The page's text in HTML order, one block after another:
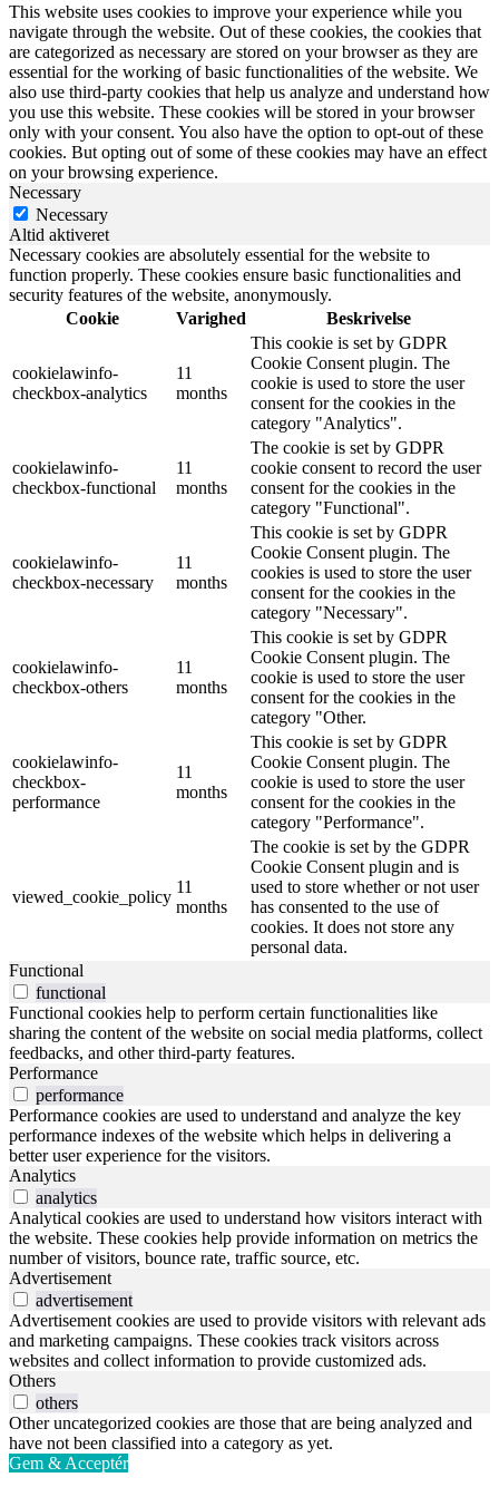
This website uses cookies to improve your experience while you
navigate through the website. Out of these cookies, the cookies that
are categorized as necessary are stored on your browser as they are
essential for the working of basic functionalities of the website. We
also use third-party cookies that help us analyze and understand how
you use this website. These cookies will be stored in your browser
only with your consent. You also have the option to opt-out of these
cookies. But opting out of some of these cookies may have an effect
on your browsing experience.
Necessary
Necessary
Altid aktiveret
Necessary cookies are absolutely essential for the website to
function properly. These cookies ensure basic functionalities and
security features of the website, anonymously.
Cookie
Varighed Beskrivelse
cookielawinfo-
checkbox-analytics
11
months
This cookie is set by GDPR
Cookie Consent plugin. The
cookie is used to store the user
consent for the cookies in the
category "Analytics".
cookielawinfo-
checkbox-functional
11
months
The cookie is set by GDPR
cookie consent to record the user
consent for the cookies in the
category "Functional".
cookielawinfo-
checkbox-necessary
11
months
This cookie is set by GDPR
Cookie Consent plugin. The
cookies is used to store the user
consent for the cookies in the
category "Necessary".
cookielawinfo-
checkbox-others
11
months
This cookie is set by GDPR
Cookie Consent plugin. The
cookie is used to store the user
consent for the cookies in the
category "Other.
cookielawinfo-
checkbox-
performance
11
months
This cookie is set by GDPR
Cookie Consent plugin. The
cookie is used to store the user
consent for the cookies in the
category "Performance".
viewed_cookie_policy
11
months
The cookie is set by the GDPR
Cookie Consent plugin and is
used to store whether or not user
has consented to the use of
cookies. It does not store any
personal data.
Functional
functional
Functional cookies help to perform certain functionalities like
sharing the content of the website on social media platforms, collect
feedbacks, and other third-party features.
Performance
performance
Performance cookies are used to understand and analyze the key
performance indexes of the website which helps in delivering a
better user experience for the visitors.
Analytics
analytics
Analytical cookies are used to understand how visitors interact with
the website. These cookies help provide information on metrics the
number of visitors, bounce rate, traffic source, etc.
Advertisement
advertisement
Advertisement cookies are used to provide visitors with relevant ads
and marketing campaigns. These cookies track visitors across
websites and collect information to provide customized ads.
Others
others
Other uncategorized cookies are those that are being analyzed and
have not been classified into a category as yet.
Gem & Acceptér